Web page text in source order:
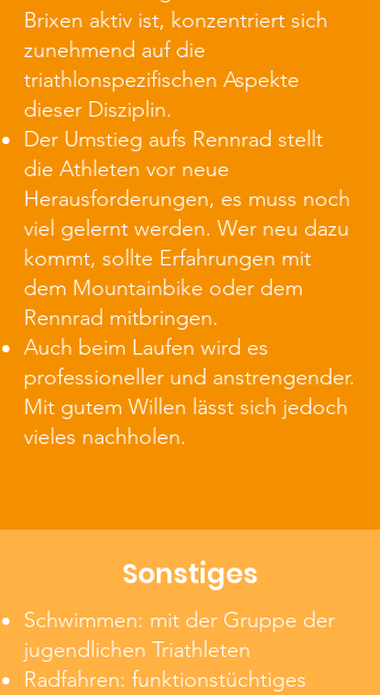
Brixen aktiv ist, konzentriert sich
zunehmend auf die
triathlonspezifischen Aspekte
dieser Disziplin.
Der Umstieg aufs Rennrad stellt
die Athleten vor neue
Herausforderungen, es muss noch
viel gelernt werden. Wer neu dazu
kommt, sollte Erfahrungen mit
dem Mountainbike oder dem
Rennrad mitbringen.
Auch beim Laufen wird es
professioneller und anstrengender.
Mit gutem Willen lässt sich jedoch
vieles nachholen.
Sonstiges
Schwimmen: mit der Gruppe der
jugendlichen Triathleten
Radfahren: funktionstüchtiges